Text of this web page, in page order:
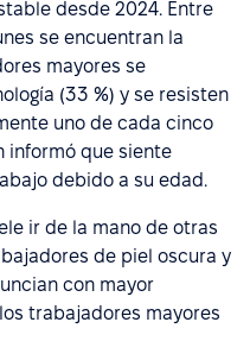
desde 2024. Entre
se encuentran la
mayores se
(33 %) y se resisten
uno de cada cinco
informó que siente
debido a su edad.
ir de la mano de otras
de piel oscura y
con mayor
trabajadores mayores